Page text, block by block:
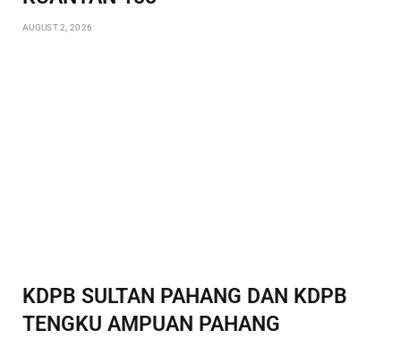
AUGUST 2, 2026
KDPB SULTAN PAHANG DAN KDPB
TENGKU AMPUAN PAHANG